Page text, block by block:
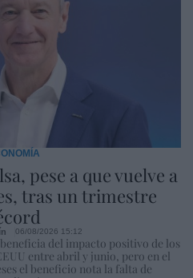
pese a que vuelve a
tras un trimestre
06/08/2026 15:12
del impacto positivo de los
entre abril y junio, pero en el
el beneficio nota la falta de